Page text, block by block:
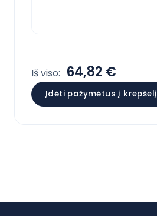
Iš viso: 64,82 €
Įdėti pažymėtus į krepšelį